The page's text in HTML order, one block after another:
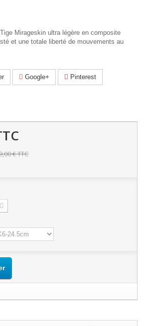
Tige Mirageskin ultra légère en composite
et une totale liberté de mouvements au
Google+ Pinterest
€TTC